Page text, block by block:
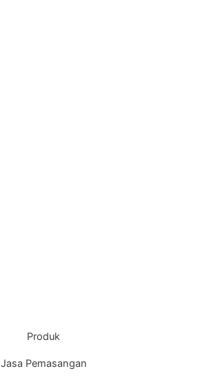
Produk
Jasa Pemasangan